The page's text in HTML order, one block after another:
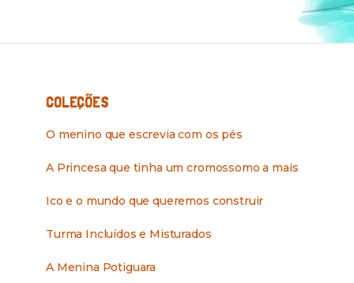
COLEÇÕES
O menino que escrevia com os pés
A Princesa que tinha um cromossomo a mais
Ico e o mundo que queremos construir
Turma Incluídos e Misturados
A Menina Potiguara